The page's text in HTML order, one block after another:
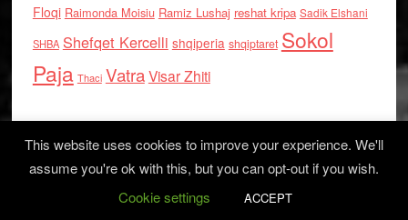
Floqi Raimonda Moisiu Ramiz Lushaj reshat kripa Sadik Elshani
SHBA Shefqet Kercelli shqiperia shqiptaret Sokol
Paja Thaci VatraVisar Zhiti
Log in
This website uses cookies to improve your experience. We'll
assume you're ok with this, but you can opt-out if you wish.
Cookie settings
ACCEPT